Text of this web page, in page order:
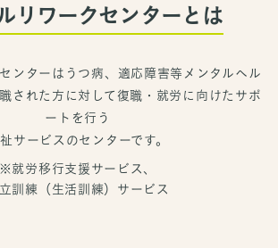
リワークセンターとは
ンターはうつ病、適応障害等メンタルヘル
された方に対して復職・就労に向けたサポ
ートを行う
サービスのセンターです。
※就労移行支援サービス、
訓練（生活訓練）サービス